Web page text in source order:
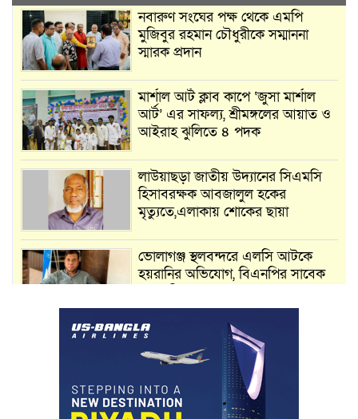
নবারুণ সংঘের পক্ষ থেকে এমপি
মুজিবুর রহমান চৌধুরীকে সম্মাননা
স্মারক প্রদান
মার্শাল আর্ট ক্লাব কাপে ‘জুসা মার্শাল
আর্ট’ এর সাফল্য, শ্রীমঙ্গলের আয়াত ও
আইরাহ ঝুলিতে ৪ পদক
লাউয়াছড়া জাতীয় উদ্যানের সিএমসি
হিসাবরক্ষক আবজালুল হকের
মৃত্যুতে,এলাকায় শোকের ছায়া
ভোলাগঞ্জ স্থলবন্দরে এলসি আটকে
হয়রানির অভিযোগ, বিএনপির সাবেক
কমলগঞ্জে ডোবা থেকে অজ্ঞাত ব্যক্তির
গলিত মরদেহ উদ্ধার